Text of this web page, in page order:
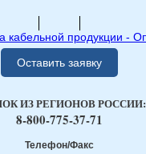
Оставить заявку
Телефон/Факс
ИЗ РЕГИОНОВ РОССИИ:
8-800-775-37-71